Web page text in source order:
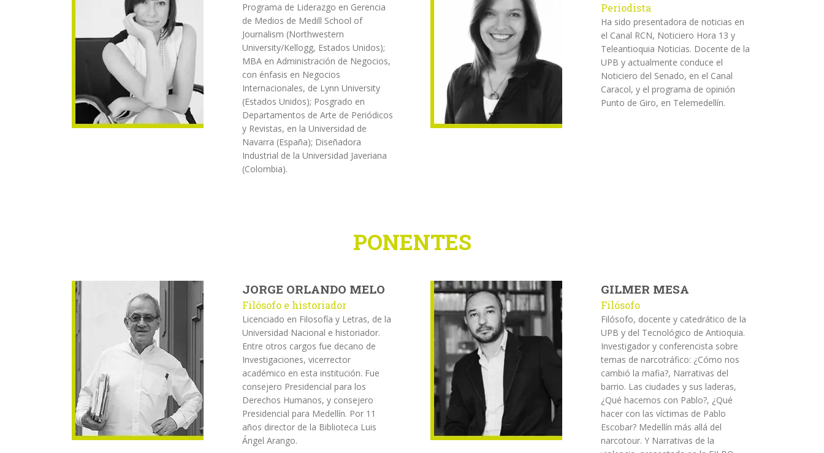
Programa de Liderazgo en Gerencia
de Medios de Medill School of
Journalism (Northwestern
University/Kellogg, Estados Unidos);
MBA en Administración de Negocios,
con énfasis en Negocios
Internacionales, de Lynn University
(Estados Unidos); Posgrado en
Departamentos de Arte de Periódicos
y Revistas, en la Universidad de
Navarra (España); Diseñadora
Industrial de la Universidad Javeriana
(Colombia).
Periodista
Ha sido presentadora de noticias en
el Canal RCN, Noticiero Hora 13 y
Teleantioquia Noticias. Docente de la
UPB y actualmente conduce el
Noticiero del Senado, en el Canal
Caracol, y el programa de opinión
Punto de Giro, en Telemedellín.
PONENTES
JORGE ORLANDO MELO
Filósofo e historiador
Licenciado en Filosofía y Letras, de la
Universidad Nacional e historiador.
Entre otros cargos fue decano de
Investigaciones, vicerrector
académico en esta institución. Fue
consejero Presidencial para los
Derechos Humanos, y consejero
Presidencial para Medellín. Por 11
años director de la Biblioteca Luis
Ángel Arango.
GILMER MESA
Filósofo
Filósofo, docente y catedrático de la
UPB y del Tecnológico de Antioquia.
Investigador y conferencista sobre
temas de narcotráfico: ¿Cómo nos
cambió la mafia?, Narrativas del
barrio. Las ciudades y sus laderas,
¿Qué hacemos con Pablo?, ¿Qué
hacer con las víctimas de Pablo
Escobar? Medellín más allá del
narcotour. Y Narrativas de la